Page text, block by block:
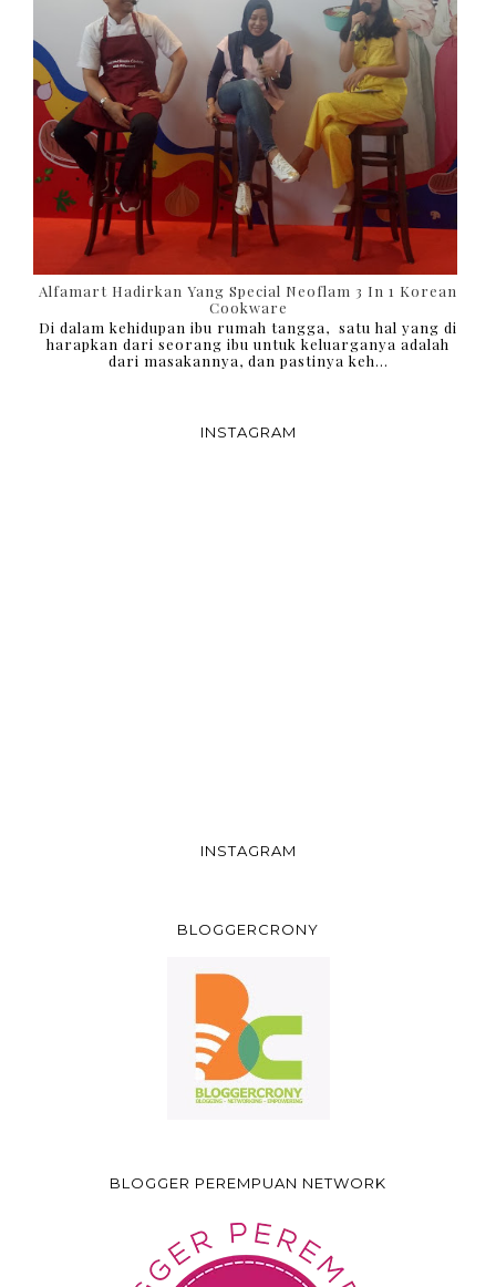
Alfamart Hadirkan Yang Special Neoflam 3 In 1 Korean
Cookware
Di dalam kehidupan ibu rumah tangga, satu hal yang di
harapkan dari seorang ibu untuk keluarganya adalah
dari masakannya, dan pastinya keh...
INSTAGRAM
INSTAGRAM
BLOGGERCRONY
BLOGGER PEREMPUAN NETWORK